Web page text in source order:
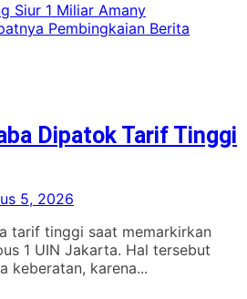
Siur 1 Miliar Amany
Pembingkaian Berita
Dipatok Tarif Tinggi
5, 2026
tarif tinggi saat memarkirkan
1 UIN Jakarta. Hal tersebut
keberatan, karena...